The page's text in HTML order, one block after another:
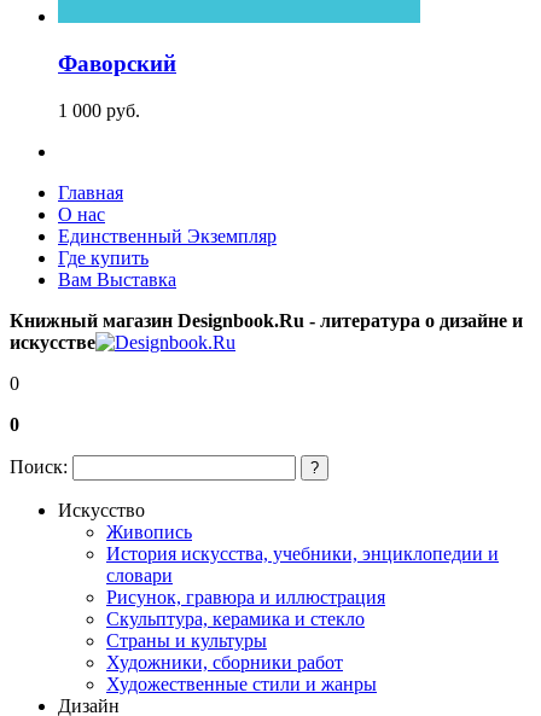
Фаворский
1 000 pуб.
Главная
О нас
Единственный Экземпляр
Где купить
Вам Выставка
Книжный магазин Designbook.Ru - литература о дизайне и
искусстве
0
0
Поиск: ?
Искусство
Живопись
История искусства, учебники, энциклопедии и
словари
Рисунок, гравюра и иллюстрация
Скульптура, керамика и стекло
Страны и культуры
Художники, сборники работ
Художественные стили и жанры
Дизайн